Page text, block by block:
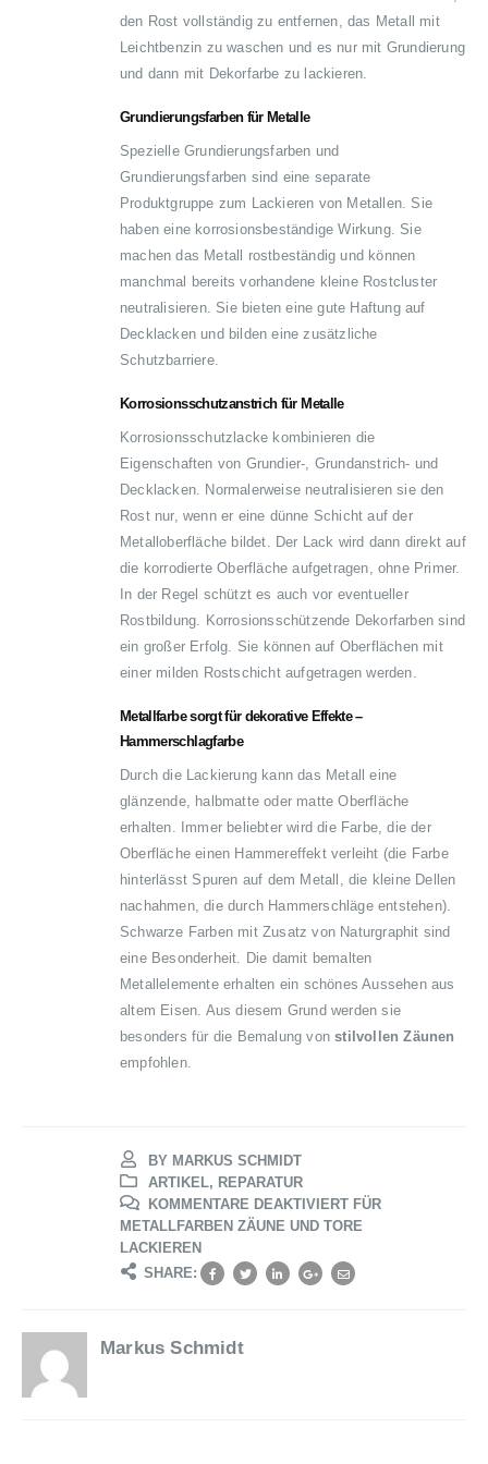
den Rost vollständig zu entfernen, das Metall mit
Leichtbenzin zu waschen und es nur mit Grundierung
und dann mit Dekorfarbe zu lackieren.
Grundierungsfarben für Metalle
Spezielle Grundierungsfarben und
Grundierungsfarben sind eine separate
Produktgruppe zum Lackieren von Metallen. Sie
haben eine korrosionsbeständige Wirkung. Sie
machen das Metall rostbeständig und können
manchmal bereits vorhandene kleine Rostcluster
neutralisieren. Sie bieten eine gute Haftung auf
Decklacken und bilden eine zusätzliche
Schutzbarriere.
Korrosionsschutzanstrich für Metalle
Korrosionsschutzlacke kombinieren die
Eigenschaften von Grundier-, Grundanstrich- und
Decklacken. Normalerweise neutralisieren sie den
Rost nur, wenn er eine dünne Schicht auf der
Metalloberfläche bildet. Der Lack wird dann direkt auf
die korrodierte Oberfläche aufgetragen, ohne Primer.
In der Regel schützt es auch vor eventueller
Rostbildung. Korrosionsschützende Dekorfarben sind
ein großer Erfolg. Sie können auf Oberflächen mit
einer milden Rostschicht aufgetragen werden.
Metallfarbe sorgt für dekorative Effekte –
Hammerschlagfarbe
Durch die Lackierung kann das Metall eine
glänzende, halbmatte oder matte Oberfläche
erhalten. Immer beliebter wird die Farbe, die der
Oberfläche einen Hammereffekt verleiht (die Farbe
hinterlässt Spuren auf dem Metall, die kleine Dellen
nachahmen, die durch Hammerschläge entstehen).
Schwarze Farben mit Zusatz von Naturgraphit sind
eine Besonderheit. Die damit bemalten
Metallelemente erhalten ein schönes Aussehen aus
altem Eisen. Aus diesem Grund werden sie
besonders für die Bemalung vonstilvollen Zäunen
empfohlen.
BY MARKUS SCHMIDT
ARTIKEL, REPARATUR
KOMMENTARE DEAKTIVIERT FÜR
METALLFARBEN ZÄUNE UND TORE
LACKIEREN
SHARE:
Markus Schmidt